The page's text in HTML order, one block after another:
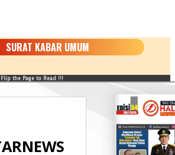
SURAT KABAR UMUM
Flip the Page to Read !!!